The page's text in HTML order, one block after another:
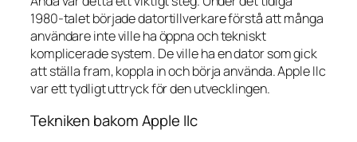
1980-talet började datortillverkare förstå att många
användare inte ville ha öppna och tekniskt
komplicerade system. De ville ha en dator som gick
att ställa fram, koppla in och börja använda. Apple IIc
var ett tydligt uttryck för den utvecklingen.
Tekniken bakom Apple IIc